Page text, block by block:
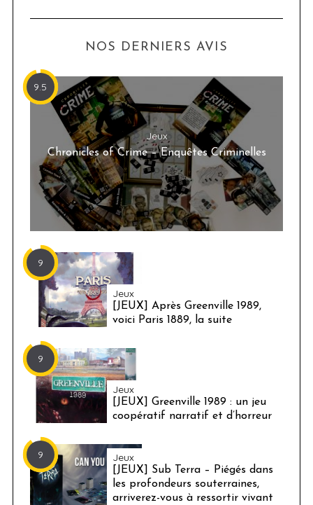
NOS DERNIERS AVIS
9.5
Jeux
Chronicles of Crime – Enquêtes Criminelles
9
Jeux
[JEUX] Après Greenville 1989,
voici Paris 1889, la suite
9
Jeux
[JEUX] Greenville 1989 : un jeu
coopératif narratif et d’horreur
9 Jeux
[JEUX] Sub Terra – Piégés dans
les profondeurs souterraines,
arriverez-vous à ressortir vivant